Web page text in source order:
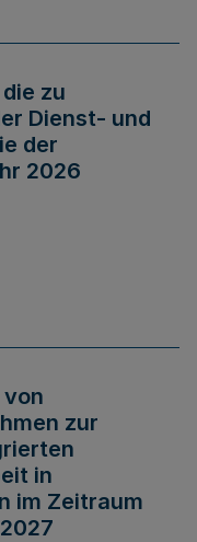
zu
Dienst- und
der
2026
zur
in
im Zeitraum